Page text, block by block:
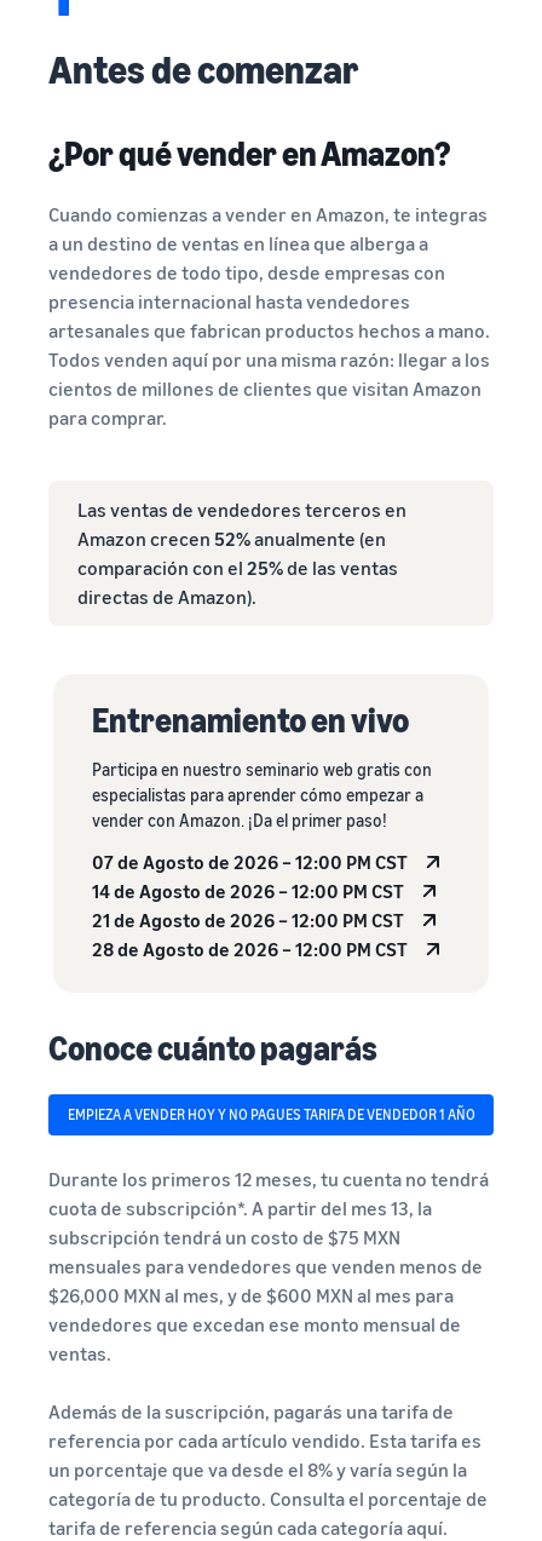
Antes de comenzar
¿Por qué vender en Amazon?
Cuando comienzas a vender en Amazon, te integras
a un destino de ventas en línea que alberga a
vendedores de todo tipo, desde empresas con
presencia internacional hasta vendedores
artesanales que fabrican productos hechos a mano.
Todos venden aquí por una misma razón: llegar a los
cientos de millones de clientes que visitan Amazon
para comprar.
Las ventas de vendedores terceros en
Amazon crecen 52%anualmente (en
comparación con el 25%de las ventas
directas de Amazon).
Entrenamiento en vivo
Participa en nuestro seminario web gratis con
especialistas para aprender cómo empezar a
vender con Amazon. ¡Da el primer paso!
07 de Agosto de 2026 – 12:00 PM CST
14 de Agosto de 2026 – 12:00 PM CST
21 de Agosto de 2026 – 12:00 PM CST
28 de Agosto de 2026 – 12:00 PM CST
Conoce cuánto pagarás
EMPIEZA A VENDER HOY Y NO PAGUES TARIFA DE VENDEDOR 1 AÑO
Durante los primeros 12 meses, tu cuenta no tendrá
cuota de subscripción*. A partir del mes 13, la
subscripción tendrá un costo de $75 MXN
mensuales para vendedores que venden menos de
$26,000 MXN al mes, y de $600 MXN al mes para
vendedores que excedan ese monto mensual de
ventas.
Además de la suscripción, pagarás una tarifa de
referencia por cada artículo vendido. Esta tarifa es
un porcentaje que va desde el 8% y varía según la
categoría de tu producto. Consulta el porcentaje de
tarifa de referencia según cada categoríaaquí.